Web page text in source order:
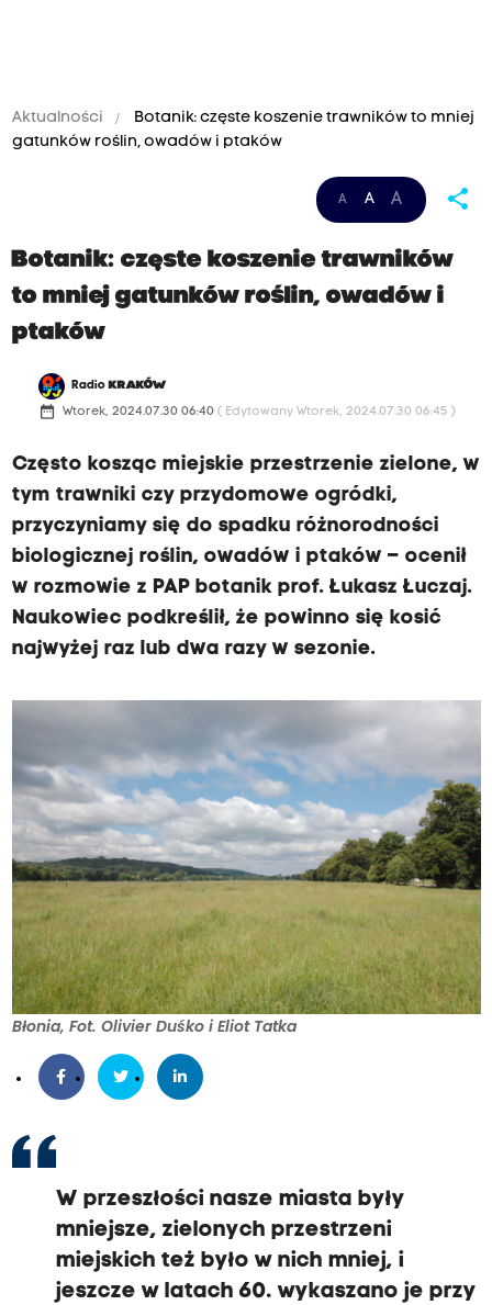
Aktualności
Botanik: częste koszenie trawników to mniej
gatunków roślin, owadów i ptaków
A A A share
Botanik: częste koszenie trawników
to mniej gatunków roślin, owadów i
ptaków
Radio KRAKÓW
date_range Wtorek, 2024.07.30 06:40 ( Edytowany Wtorek, 2024.07.30 06:45 )
Często kosząc miejskie przestrzenie zielone, w
tym trawniki czy przydomowe ogródki,
przyczyniamy się do spadku różnorodności
biologicznej roślin, owadów i ptaków – ocenił
w rozmowie z PAP botanik prof. Łukasz Łuczaj.
Naukowiec podkreślił, że powinno się kosić
najwyżej raz lub dwa razy w sezonie.
Błonia, Fot. Olivier Duśko i Eliot Tatka
W przeszłości nasze miasta były
mniejsze, zielonych przestrzeni
miejskich też było w nich mniej, i
jeszcze w latach 60. wykaszano je przy